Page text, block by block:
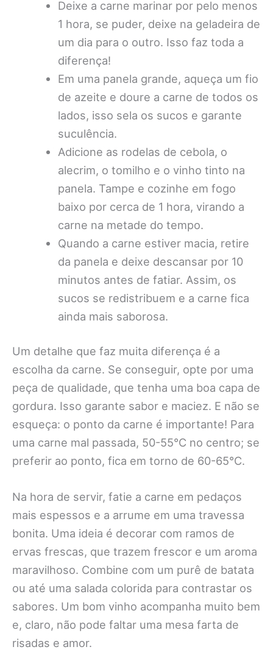
Deixe a carne marinar por pelo menos
1 hora, se puder, deixe na geladeira de
um dia para o outro. Isso faz toda a
diferença!
Em uma panela grande, aqueça um fio
de azeite e doure a carne de todos os
lados, isso sela os sucos e garante
suculência.
Adicione as rodelas de cebola, o
alecrim, o tomilho e o vinho tinto na
panela. Tampe e cozinhe em fogo
baixo por cerca de 1 hora, virando a
carne na metade do tempo.
Quando a carne estiver macia, retire
da panela e deixe descansar por 10
minutos antes de fatiar. Assim, os
sucos se redistribuem e a carne fica
ainda mais saborosa.
Um detalhe que faz muita diferença é a
escolha da carne. Se conseguir, opte por uma
peça de qualidade, que tenha uma boa capa de
gordura. Isso garante sabor e maciez. E não se
esqueça: o ponto da carne é importante! Para
uma carne mal passada, 50-55°C no centro; se
preferir ao ponto, fica em torno de 60-65°C.
Na hora de servir, fatie a carne em pedaços
mais espessos e a arrume em uma travessa
bonita. Uma ideia é decorar com ramos de
ervas frescas, que trazem frescor e um aroma
maravilhoso. Combine com um purê de batata
ou até uma salada colorida para contrastar os
sabores. Um bom vinho acompanha muito bem
e, claro, não pode faltar uma mesa farta de
risadas e amor.